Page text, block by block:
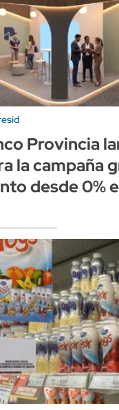
Provincia
la campaña
desde 0%